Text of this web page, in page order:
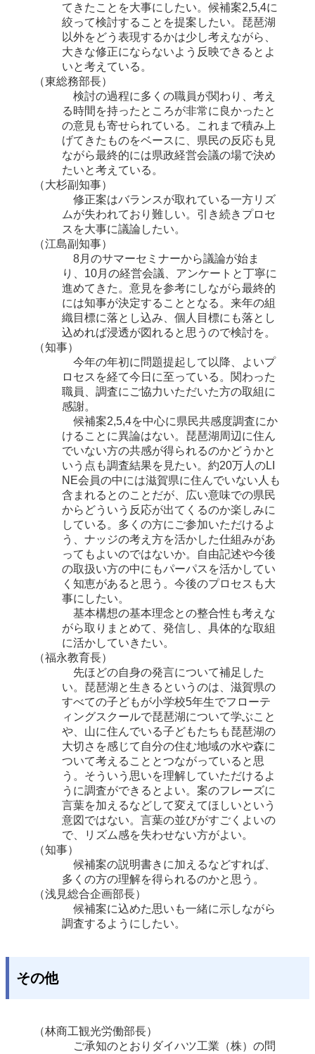
てきたことを大事にしたい。候補案2,5,4に
絞って検討することを提案したい。琵琶湖
以外をどう表現するかは少し考えながら、
大きな修正にならないよう反映できるとよ
いと考えている。
（東総務部長）
検討の過程に多くの職員が関わり、考え
る時間を持ったところが非常に良かったと
の意見も寄せられている。これまで積み上
げてきたものをベースに、県民の反応も見
ながら最終的には県政経営会議の場で決め
たいと考えている。
（大杉副知事）
修正案はバランスが取れている一方リズ
ムが失われており難しい。引き続きプロセ
スを大事に議論したい。
（江島副知事）
8月のサマーセミナーから議論が始ま
り、10月の経営会議、アンケートと丁寧に
進めてきた。意見を参考にしながら最終的
には知事が決定することとなる。来年の組
織目標に落とし込み、個人目標にも落とし
込めれば浸透が図れると思うので検討を。
（知事）
今年の年初に問題提起して以降、よいプ
ロセスを経て今日に至っている。関わった
職員、調査にご協力いただいた方の取組に
感謝。
候補案2,5,4を中心に県民共感度調査にか
けることに異論はない。琵琶湖周辺に住ん
でいない方の共感が得られるのかどうかと
いう点も調査結果を見たい。約20万人のLI
NE会員の中には滋賀県に住んでいない人も
含まれるとのことだが、広い意味での県民
からどういう反応が出てくるのか楽しみに
している。多くの方にご参加いただけるよ
う、ナッジの考え方を活かした仕組みがあ
ってもよいのではないか。自由記述や今後
の取扱い方の中にもパーパスを活かしてい
く知恵があると思う。今後のプロセスも大
事にしたい。
基本構想の基本理念との整合性も考えな
がら取りまとめて、発信し、具体的な取組
に活かしていきたい。
（福永教育長）
先ほどの自身の発言について補足した
い。琵琶湖と生きるというのは、滋賀県の
すべての子どもが小学校5年生でフローテ
ィングスクールで琵琶湖について学ぶこと
や、山に住んでいる子どもたちも琵琶湖の
大切さを感じて自分の住む地域の水や森に
ついて考えることとつながっていると思
う。そういう思いを理解していただけるよ
うに調査ができるとよい。案のフレーズに
言葉を加えるなどして変えてほしいという
意図ではない。言葉の並びがすごくよいの
で、リズム感を失わせない方がよい。
（知事）
候補案の説明書きに加えるなどすれば、
多くの方の理解を得られるのかと思う。
（浅見総合企画部長）
候補案に込めた思いも一緒に示しながら
調査するようにしたい。
その他
（林商工観光労働部長）
ご承知のとおりダイハツ工業（株）の問